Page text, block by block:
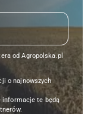
od Agropolska.pl
o najnowszych
informacje te będą